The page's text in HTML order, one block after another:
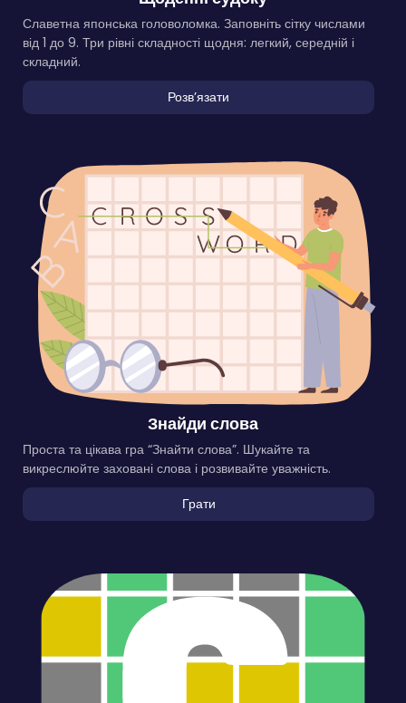
Славетна японська головоломка. Заповніть сітку числами
від 1 до 9. Три рівні складності щодня: легкий, середній і
складний.
Розвʼязати
Знайди слова
Проста та цікава гра “Знайти слова”. Шукайте та
викреслюйте заховані слова і розвивайте уважність.
Грати